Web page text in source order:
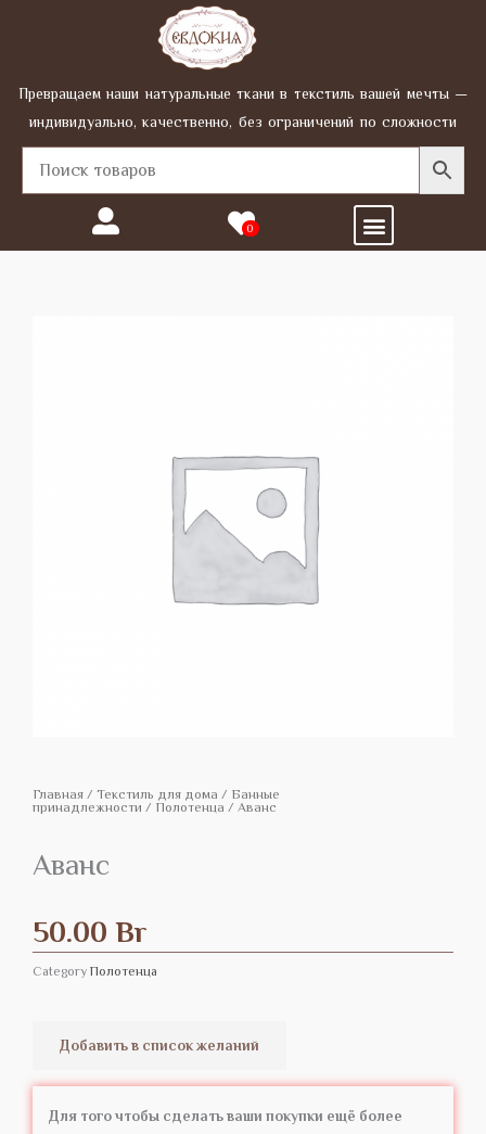
Превращаем наши натуральные ткани в текстиль вашей мечты —
индивидуально, качественно, без ограничений по сложности
0 Menu
Главная / Текстиль для дома / Банные
принадлежности / Полотенца / Аванс
Аванс
50.00 Br
Category Полотенца
Добавить в список желаний
Для того чтобы сделать ваши покупки ещё более